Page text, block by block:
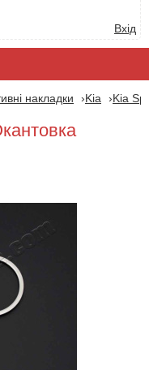
Вхід
накладки Kia Kia